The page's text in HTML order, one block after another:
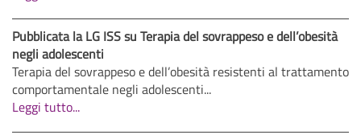
Pubblicata la LG ISS su Terapia del sovrappeso e dell’obesità
negli adolescenti
Terapia del sovrappeso e dell’obesità resistenti al trattamento
comportamentale negli adolescenti...
Leggi tutto...